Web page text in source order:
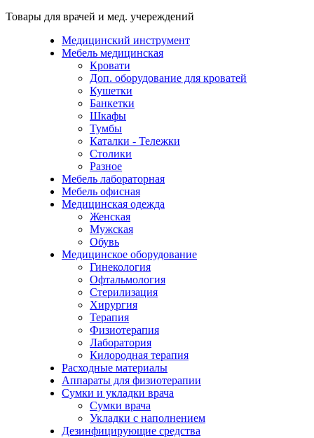
Товары для врачей и мед. учереждений
Медицинский инструмент
Мебель медицинская
Кровати
Доп. оборудование для кроватей
Кушетки
Банкетки
Шкафы
Тумбы
Каталки - Тележки
Столики
Разное
Мебель лабораторная
Мебель офисная
Медицинская одежда
Женская
Мужская
Обувь
Медицинское оборудование
Гинекология
Офтальмология
Стерилизация
Хирургия
Терапия
Физиотерапия
Лаборатория
Килородная терапия
Расходные материалы
Аппараты для физиотерапии
Сумки и укладки врача
Сумки врача
Укладки с наполнением
Дезинфицирующие средства